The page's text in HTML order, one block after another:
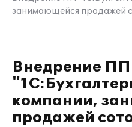
занимающейся продажей
Внедрение ПП
компании,
продажей